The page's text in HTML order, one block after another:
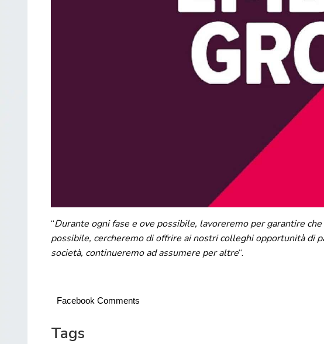
“Durante ogni fase e ove possibile, lavoreremo per garantire
possibile, cercheremo di offrire ai nostri colleghi opportunità di
società, continueremo ad assumere per altre“.
Facebook Comments
Tags